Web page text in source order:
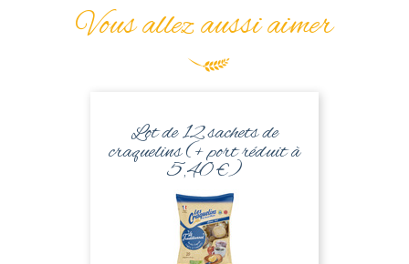
Vous allez aussi aimer
Lot de 12 sachets de
craquelins (+ port réduit à
5,40 €)